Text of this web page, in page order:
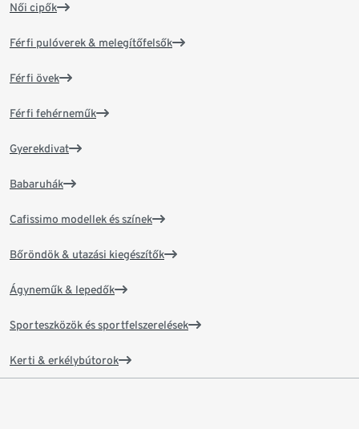
Női cipők
Férfi pulóverek & melegítőfelsők
Férfi övek
Férfi fehérneműk
Gyerekdivat
Babaruhák
Cafissimo modellek és színek
Bőröndök & utazási kiegészítők
Ágyneműk & lepedők
Sporteszközök és sportfelszerelések
Kerti & erkélybútorok